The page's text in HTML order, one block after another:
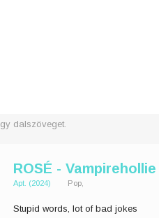
dalszöveget.
ROSÉ - Vampirehollie
Apt. (2024) Pop,
Stupid words, lot of bad jokes